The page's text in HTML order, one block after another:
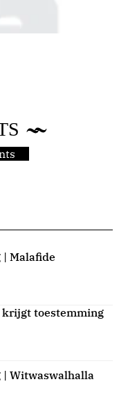
Malafide
toestemming
Witwaswalhalla